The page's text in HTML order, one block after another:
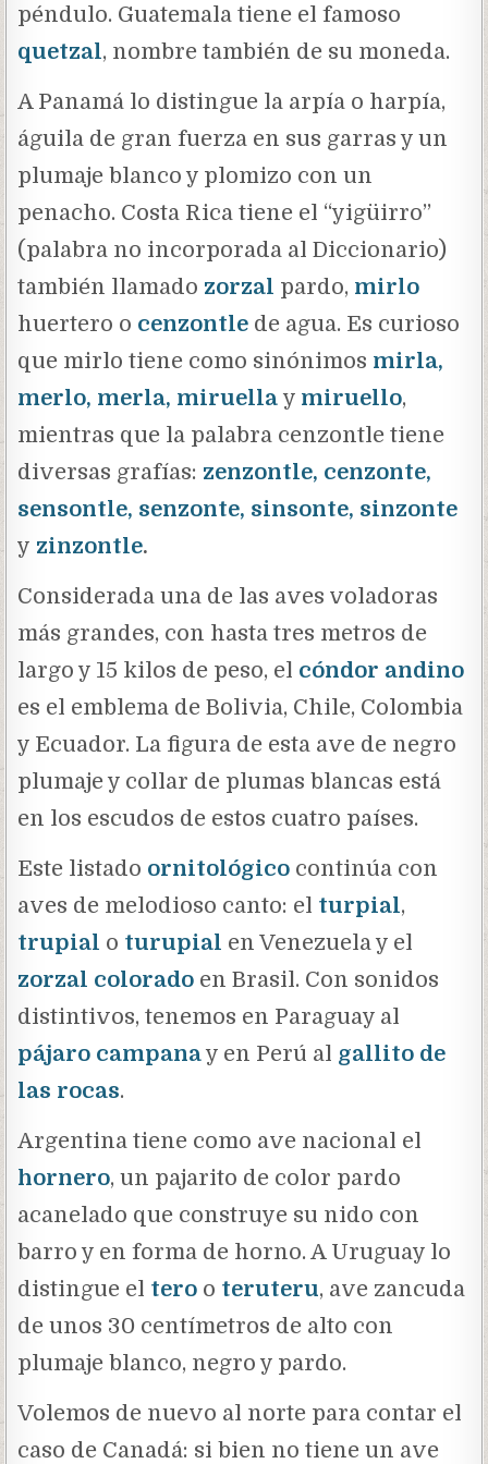
péndulo. Guatemala tiene el famoso
quetzal, nombre también de su moneda.
A Panamá lo distingue la arpía o harpía,
águila de gran fuerza en sus garras y un
plumaje blanco y plomizo con un
penacho. Costa Rica tiene el “yigüirro”
(palabra no incorporada al Diccionario)
también llamado zorzal pardo, mirlo
huertero o cenzontle de agua. Es curioso
que mirlo tiene como sinónimos mirla,
merlo, merla, miruella y miruello,
mientras que la palabra cenzontle tiene
diversas grafías: zenzontle, cenzonte,
sensontle, senzonte, sinsonte, sinzonte
y zinzontle.
Considerada una de las aves voladoras
más grandes, con hasta tres metros de
largo y 15 kilos de peso, el cóndor andino
es el emblema de Bolivia, Chile, Colombia
y Ecuador. La figura de esta ave de negro
plumaje y collar de plumas blancas está
en los escudos de estos cuatro países.
Este listado ornitológico continúa con
aves de melodioso canto: el turpial,
trupial o turupial en Venezuela y el
zorzal colorado en Brasil. Con sonidos
distintivos, tenemos en Paraguay al
pájaro campanay en Perú al gallito de
las rocas.
Argentina tiene como ave nacional el
hornero, un pajarito de color pardo
acanelado que construye su nido con
barro y en forma de horno. A Uruguay lo
distingue el tero o teruteru, ave zancuda
de unos 30 centímetros de alto con
plumaje blanco, negro y pardo.
Volemos de nuevo al norte para contar el
caso de Canadá: si bien no tiene un ave